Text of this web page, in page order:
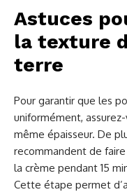
Astuces
la texture
terre
Pour garantir que les
uniformément,
même épaisseur. De
recommandent de
la crème pendant 15
Cette étape permet